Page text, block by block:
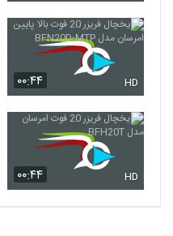
۰۰:۴۴ HD
۰۰:۴۴ HD